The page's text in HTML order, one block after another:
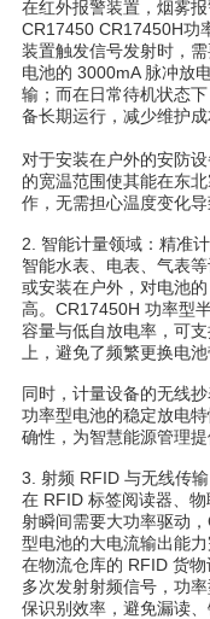
在红外报警装置，烟雾报
CR17450 CR17450H功
装置触发信号发射时，
电池的 3000mA 脉冲放
输；而在日常待机状态
备长期运行，减少维护成
对于安装在户外的安防
的宽温范围使其能在东
作，无需担心温度变化导
2. 智能计量领域：精准
智能水表、电表、气表
或安装在户外，对电池的
高。CR17450H 功率型
容量与低自放电率，可
上，避免了频繁更换电
同时，计量设备的无线
功率型电池的稳定放电
确性，为智慧能源管理提
3. 射频 RFID 与无线传
在 RFID 标签阅读器、
射瞬间需要大功率驱动
型电池的大电流输出能
在物流仓库的 RFID 货
多次发射射频信号，功
保识别效率，避免漏读、